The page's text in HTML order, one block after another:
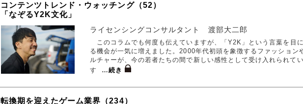
コンテンツトレンド・ウォッチング（52）
「なぞるY2K文化」
ライセンシングコンサルタント 渡部大二郎
このコラムでも何度も伝えていますが、「Y2K」という言葉を目
る機会が一気に増えました。2000年代初頭を象徴するファッション
ルチャーが、今の若者たちの間で新しい感性として受け入れられて
す
…続き
転換期を迎えたゲーム業界（234）